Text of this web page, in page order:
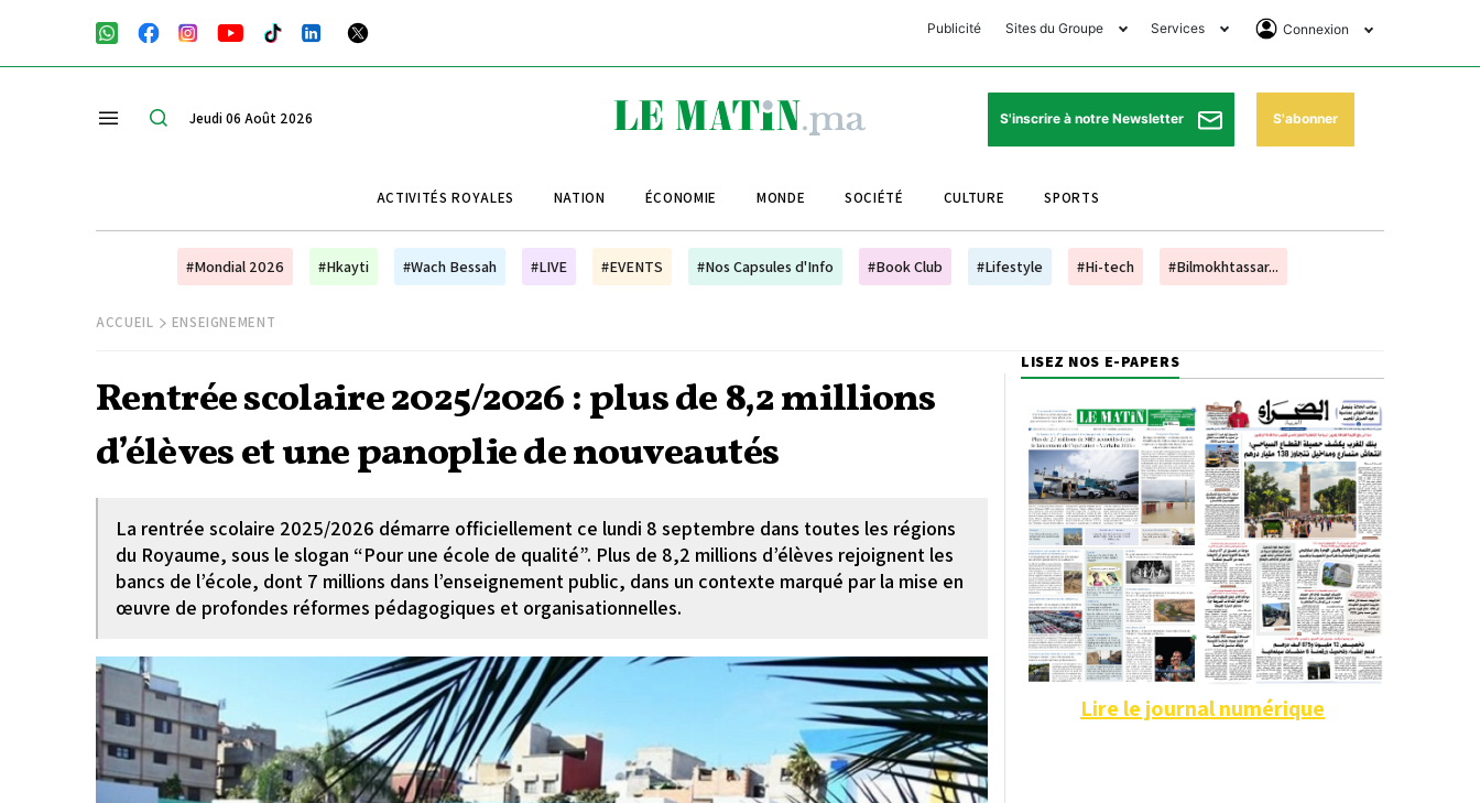
Publicité Sites du Groupe
Club Avantages
Le Matin Sports
Le Matin Store
Le Matin Annonces
Morocco Today Forum
Bookclub
Services
Horaires de prières
Pharmacies de garde
Programme TV
Cinéma
Connexion
Se Connecter
Abonnement
Jeudi 06 Août 2026 S'inscrire à notre Newsletter S'abonner
ACTIVITÉS ROYALES NATION ÉCONOMIE MONDE SOCIÉTÉ CULTURE SPORTS
#Mondial 2026 #Hkayti #Wach Bessah #LIVE #EVENTS #Nos Capsules d'Info #Book Club #Lifestyle #Hi-tech #Bilmokhtassar...
ACCUEIL ENSEIGNEMENT
Rentrée scolaire 2025/2026 : plus de 8,2 millions
d’élèves et une panoplie de nouveautés
La rentrée scolaire 2025/2026 démarre officiellement ce lundi 8 septembre dans toutes les régions
du Royaume, sous le slogan “Pour une école de qualité”. Plus de 8,2 millions d’élèves rejoignent les
bancs de l’école, dont 7 millions dans l’enseignement public, dans un contexte marqué par la mise en
œuvre de profondes réformes pédagogiques et organisationnelles.
LISEZ NOS E-PAPERS
Lire le journal numérique